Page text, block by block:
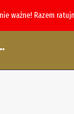
ważne! Razem